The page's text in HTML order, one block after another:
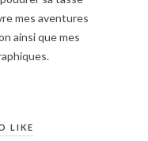
mes aventures
ainsi que mes
LIKE